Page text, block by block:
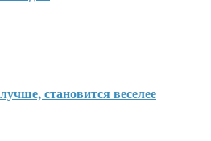
становится веселее